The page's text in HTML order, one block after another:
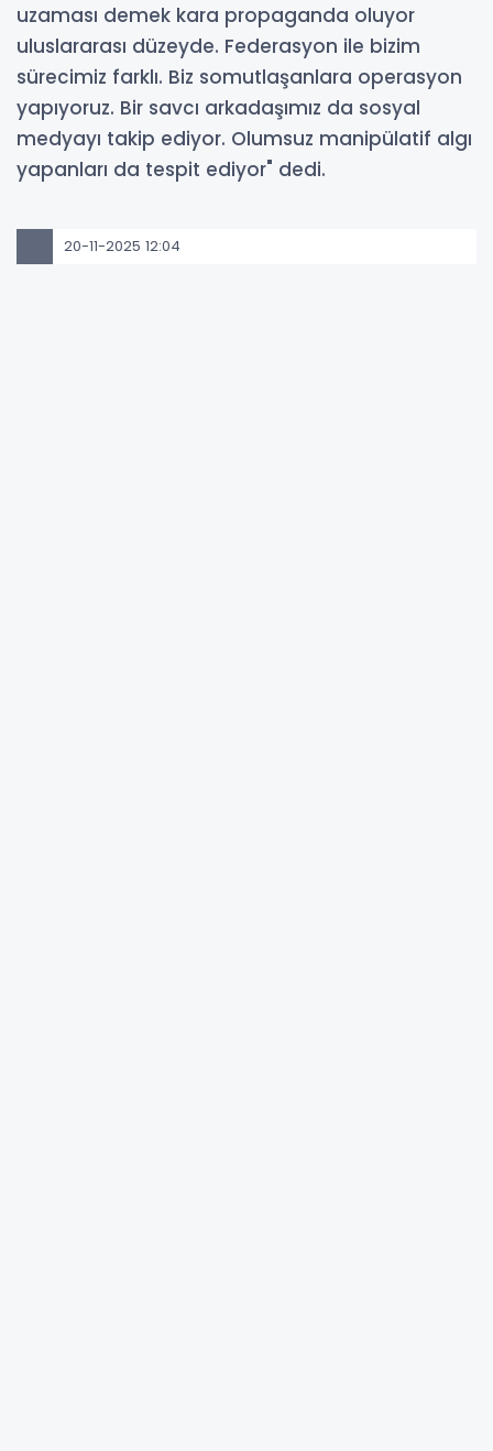
uzaması demek kara propaganda oluyor
uluslararası düzeyde. Federasyon ile bizim
sürecimiz farklı. Biz somutlaşanlara operasyon
yapıyoruz. Bir savcı arkadaşımız da sosyal
medyayı takip ediyor. Olumsuz manipülatif algı
yapanları da tespit ediyor" dedi.
20-11-2025 12:04